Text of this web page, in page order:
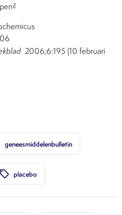
2006;6:195 (10 februari
geneesmiddelenbulletin
local_offer placebo